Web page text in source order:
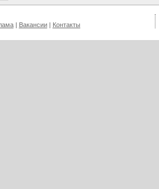
Вакансии Контакты